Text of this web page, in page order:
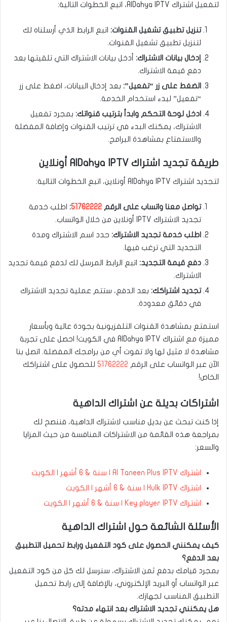
لتفعيل اشتراك AlDahya IPTV، اتبع الخطوات التالية:
تنزيل تطبيق تشغيل القنوات: اتبع الرابط الذي أرسلناه لك
لتنزيل تطبيق تشغيل القنوات.
إدخال بيانات الاشتراك: أدخل بيانات الاشتراك التي تلقيتها بعد
دفع قيمة الاشتراك.
الضغط على زر “تفعيل”: بعد إدخال البيانات، اضغط على زر
“تفعيل” لبدء استخدام الخدمة.
ادخل لوحة التحكم وابدأ بترتيب قنواتك: بمجرد تفعيل
الاشتراك، يمكنك البدء في ترتيب القنوات وإضافة المفضلة
والاستمتاع بمشاهدة البرامج.
طريقة تجديد اشتراك AlDahya IPTV أونلاين
لتجديد اشتراك AlDahya IPTV أونلاين، اتبع الخطوات التالية:
تواصل معنا واتساب على الرقم 51762222
: اطلب خدمة
تجديد الاشتراك IPTV أونلاين من خلال الواتساب.
اطلب خدمة تجديد الاشتراك: حدد اسم الاشتراك ومدة
التجديد التي ترغب فيها.
دفع قيمة التجديد: اتبع الرابط المرسل لك لدفع قيمة تجديد
الاشتراك.
تجديد اشتراكك: بعد الدفع، ستتم عملية تجديد الاشتراك
في دقائق معدودة.
استمتع بمشاهدة القنوات التلفزيونية بجودة عالية وبأسعار
مميزة مع اشتراك AlDahya IPTV في الكويت! احصل على تجربة
مشاهدة لا مثيل لها ولا تفوت أي من برامجك المفضلة. اتصل بنا
الآن عبر الواتساب على الرقم 51762222 للحصول على اشتراكك
الخاص!
اشتراكات بديلة عن اشتراك الداهية
إذا كنت تبحث عن بديل مناسب لاشتراك الداهية، فننصح لك
بمراجعة هذه القائمة من الاشتراكات المنافسة من حيث المزايا
والسعر:
اشتراك Al Taneen Plus IPTV | سنة & 6 أشهر | الكويت
اشتراك Hulk IPTV | سنة & 6 أشهر | الكويت
اشتراك Key player IPTV | سنة & 6 أشهر | الكويت
الأسئلة الشائعة حول اشتراك الداهية
كيف يمكنني الحصول على كود التفعيل ورابط تحميل التطبيق
بعد الدفع؟
بمجرد قيامك بدفع ثمن الاشتراك، سنرسل لك كل من كود التفعيل
عبر الواتساب أو البريد الإلكتروني، بالإضافة إلى رابط تحميل
التطبيق المناسب لجهازك.
هل يمكنني تجديد الاشتراك بعد انتهاء مدته؟